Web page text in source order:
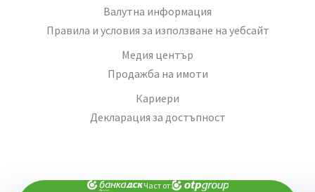
Валутна информация
Правила и условия за използване на уебсайт
Медия център
Продажба на имоти
Кариери
Декларация за достъпност
Част от: